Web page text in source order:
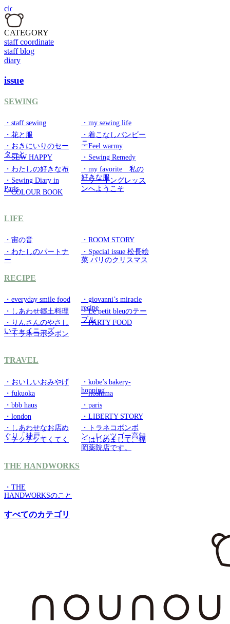
CATEGORY
staff coordinate
staff blog
diary
issue
SEWING
・staff sewing
・my sewing life
・花と服
・着こなしバンビー
ニ
・おきにいりのセー
ターと
・Feel warmy
・SEW HAPPY
・Sewing Remedy
・わたしの好きな布
・my favorite 私の
好きな服
・Sewing Diary in
Paris
・ソーイングレッス
ンへようこそ
・COLOUR BOOK
LIFE
・宙の音
・ROOM STORY
・わたしのパートナ
ー
・Special issue 松長絵
菜 パリのクリスマス
RECIPE
・everyday smile food
・giovanni’s miracle
recipe
・しあわせ郷土料理
・Le petit bleuのテー
ブル
・りんさんのやさし
いチャイニーズ
・PARTY FOOD
・トラネコボンボン
TRAVEL
・おいしいおみやげ
・kobe’s bakery-
hopping
・fukuoka
・itoshima
・bbb haus
・paris
・london
・LIBERTY STORY
・しあわせなお店め
ぐり「神戸」
・トラネコボンボ
ン レッツゴー高知
・チクチクてくてく
・はじめまして、福
岡薬院店です。
THE HANDWORKS
・THE
HANDWORKSのこと
すべてのカテゴリ